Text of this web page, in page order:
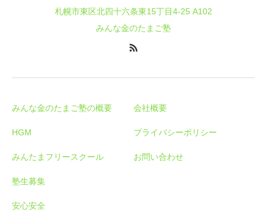
札幌市東区北四十六条東15丁目4-25 A102
みんな金のたまご塾
みんな金のたまご塾の概要
HGM
みんたまフリースクール
塾生募集
安心安全
会社概要
プライバシーポリシー
お問い合わせ